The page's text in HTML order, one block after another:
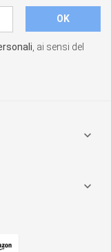
, ai sensi del

